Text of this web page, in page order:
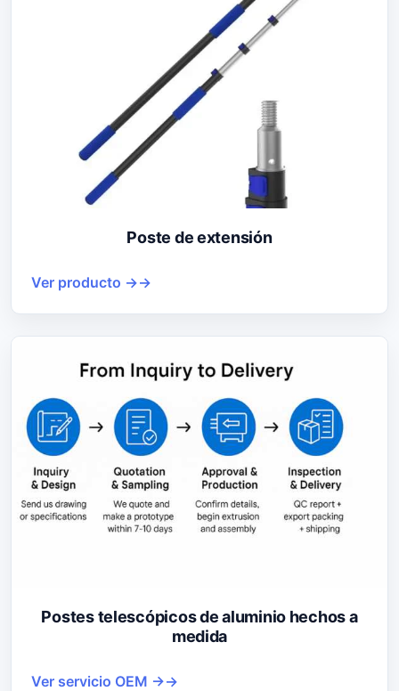
Poste de extensión
Ver producto →
Postes telescópicos de aluminio hechos a
medida
Ver servicio OEM →